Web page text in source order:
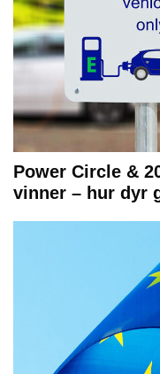
Power Circle &
vinner – hur dyr